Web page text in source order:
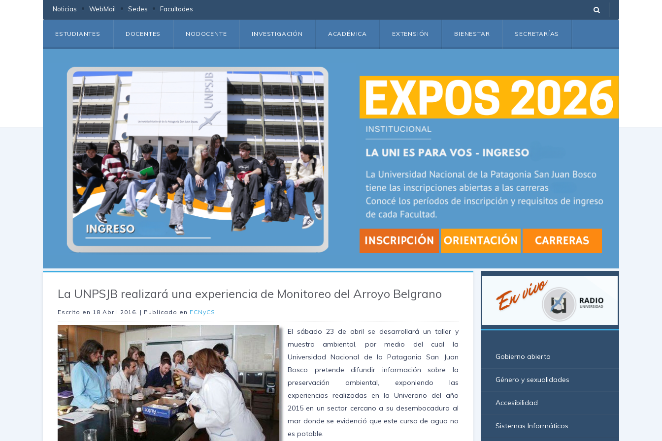
Noticias WebMail Sedes Facultades
ESTUDIANTES DOCENTES NODOCENTE INVESTIGACIÓN ACADÉMICA EXTENSIÓN BIENESTAR SECRETARÍAS
La UNPSJB realizará una experiencia de Monitoreo del Arroyo Belgrano
Escrito en 18 Abril 2016. | Publicado en FCNyCS
El sábado 23 de abril se desarrollará un taller y
muestra ambiental, por medio del cual la
Universidad Nacional de la Patagonia San Juan
Bosco pretende difundir información sobre la
preservación ambiental, exponiendo las
experiencias realizadas en la Univerano del año
2015 en un sector cercano a su desembocadura al
mar donde se evidenció que este curso de agua no
es potable.
Gobierno abierto
Género y sexualidades
Accesibilidad
Sistemas Informáticos